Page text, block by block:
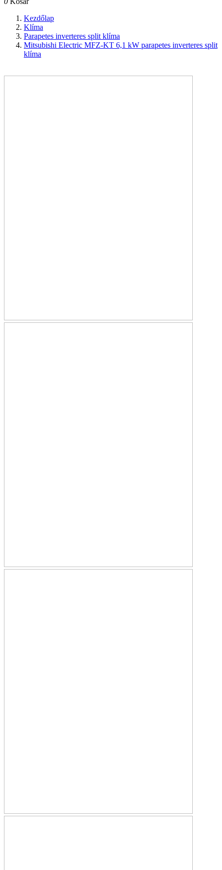
Kezdőlap
Klíma
Parapetes inverteres split klíma
Mitsubishi Electric MFZ-KT 6,1 kW parapetes inverteres split
klíma